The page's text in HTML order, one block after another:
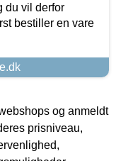
du vil derfor
bestiller en vare
og anmeldt
prisniveau,